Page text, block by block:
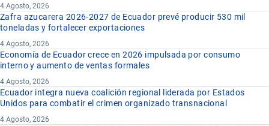
4 Agosto, 2026
Zafra azucarera 2026-2027 de Ecuador prevé producir 530 mil
toneladas y fortalecer exportaciones
4 Agosto, 2026
Economía de Ecuador crece en 2026 impulsada por consumo
interno y aumento de ventas formales
4 Agosto, 2026
Ecuador integra nueva coalición regional liderada por Estados
Unidos para combatir el crimen organizado transnacional
4 Agosto, 2026